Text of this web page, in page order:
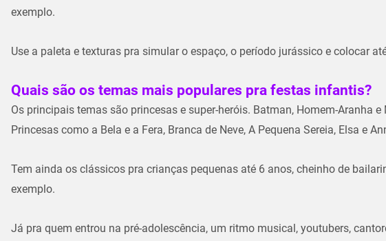
exemplo.
Use a paleta e texturas pra simular o espaço, o período jurássico e colocar
Quais são os temas mais populares pra festas infantis?
Os principais temas são princesas e super-heróis. Batman, Homem-Aranha
Princesas como a Bela e a Fera, Branca de Neve, A Pequena Sereia, Elsa e
Tem ainda os clássicos pra crianças pequenas até 6 anos, cheinho de
exemplo.
Já pra quem entrou na pré-adolescência, um ritmo musical, youtubers,